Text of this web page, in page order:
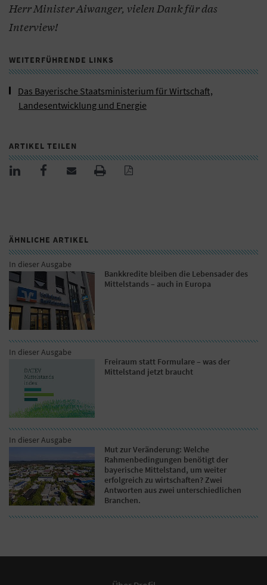
Herr Minister Aiwanger, vielen Dank für das
Interview!
WEITERFÜHRENDE LINKS
Das Bayerische Staatsministerium für Wirtschaft,
Landesentwicklung und Energie
ARTIKEL TEILEN
ÄHNLICHE ARTIKEL
In dieser Ausgabe
Bankkredite bleiben die Lebensader des
Mittelstands – auch in Europa
In dieser Ausgabe
Freiraum statt Formulare – was der
Mittelstand jetzt braucht
In dieser Ausgabe
Mut zur Veränderung: Welche
Rahmenbedingungen benötigt der
bayerische Mittelstand, um weiter
erfolgreich zu wirtschaften? Zwei
Antworten aus zwei unterschiedlichen
Branchen.